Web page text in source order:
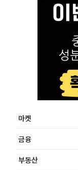
마켓
금융
부동산